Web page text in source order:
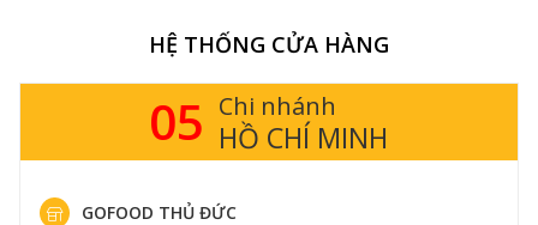
HỆ THỐNG CỬA HÀNG
05 Chi nhánh
HỒ CHÍ MINH
GOFOOD THỦ ĐỨC